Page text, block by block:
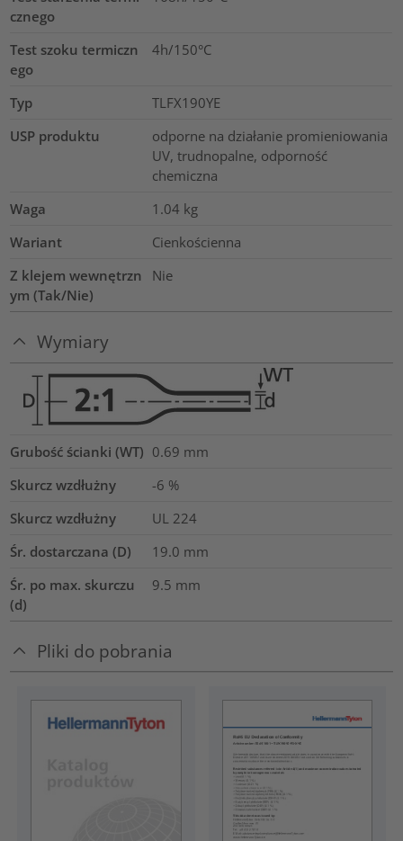
cznego
Test szoku termiczn
ego
4h/150°C
Typ
TLFX190YE
USP produktu
odporne na działanie promieniowania
UV, trudnopalne, odporność
chemiczna
Waga
1.04 kg
Wariant
Cienkościenna
Z klejem wewnętrzn
ym (Tak/Nie)
Nie
Wymiary
Grubość ścianki (WT) 0.69 mm
Skurcz wzdłużny
-6 %
Skurcz wzdłużny
UL 224
Śr. dostarczana (D)
19.0 mm
Śr. po max. skurczu
(d)
9.5 mm
Pliki do pobrania